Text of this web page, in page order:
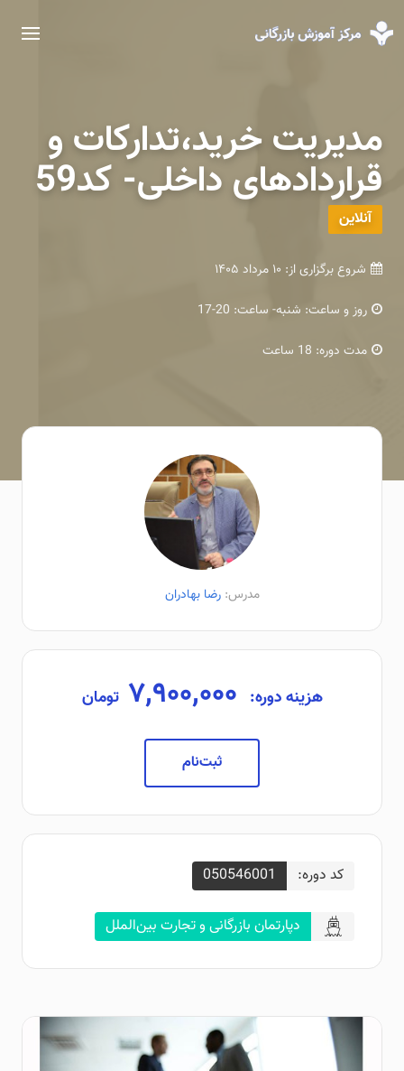
مدیریت خرید،تدارکات و
قراردادهای داخلی- کد59
آنلاین
شروع برگزاری از: ۱۰ مرداد ۱۴۰۵
روز و ساعت: شنبه- ساعت: 20-17
مدت دوره: 18 ساعت
مدرس: رضا بهادران
هزینه دوره: تومان
ثبت‌نام
کد دوره: 050546001
دپارتمان بازرگانی و تجارت بین‌الملل